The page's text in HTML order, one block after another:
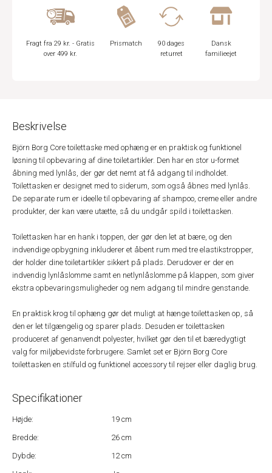
Fragt fra 29 kr. - Gratis
over 499 kr.
Prismatch
90 dages
returret
Dansk
familieejet
Beskrivelse
Björn Borg Core toilettaske med ophæng er en praktisk og funktionel
løsning til opbevaring af dine toiletartikler. Den har en stor u-formet
åbning med lynlås, der gør det nemt at få adgang til indholdet.
Toilettasken er designet med to siderum, som også åbnes med lynlås.
De separate rum er ideelle til opbevaring af shampoo, creme eller andre
produkter, der kan være utætte, så du undgår spild i toilettasken.
Toilettasken har en hank i toppen, der gør den let at bære, og den
indvendige opbygning inkluderer et åbent rum med tre elastikstropper,
der holder dine toiletartikler sikkert på plads. Derudover er der en
indvendig lynlåslomme samt en netlynlåslomme på klappen, som giver
ekstra opbevaringsmuligheder og nem adgang til mindre genstande.
En praktisk krog til ophæng gør det muligt at hænge toilettasken op, så
den er let tilgængelig og sparer plads. Desuden er toilettasken
produceret af genanvendt polyester, hvilket gør den til et bæredygtigt
valg for miljøbevidste forbrugere. Samlet set er Björn Borg Core
toilettasken en stilfuld og funktionel accessory til rejser eller daglig brug.
Specifikationer
Højde:
19 cm
Bredde:
26 cm
Dybde:
12 cm